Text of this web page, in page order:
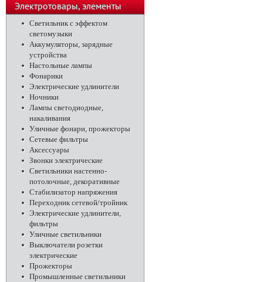
телефоны
Электротовары, элементы
питания, освещение
Светильник с эффектом
светомузыки
Аккумуляторы, зарядные
устройства
Настольные лампы
Фонарики
Электрические удлинители
Ночники
Лампы светодиодные,
накаливания
Уличные фонари, прожекторы
Сетевые фильтры
Аксессуары
Звонки электрические
Светильники настенно-
потолочные, декоративные
Стабилизатор напряжения
Переходник сетевой/тройник
Электрические удлинители,
фильтры
Уличные светильники
Выключатели розетки
электрические
Прожекторы
Промышленные светильники